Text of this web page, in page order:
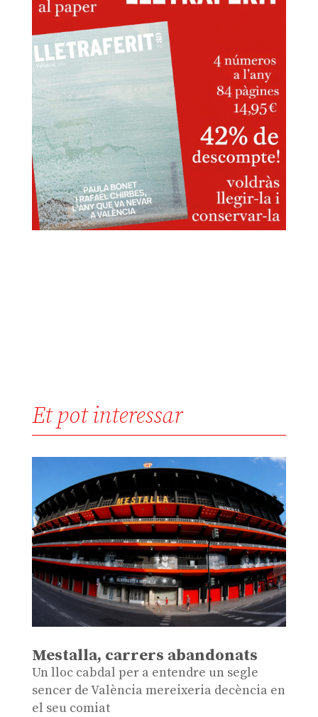
Et pot interessar
Mestalla, carrers abandonats
Un lloc cabdal per a entendre un segle
sencer de València mereixeria decència en
el seu comiat